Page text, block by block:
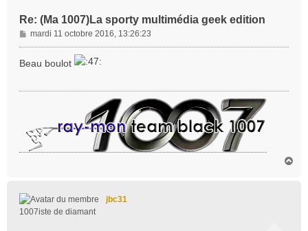
Re: (Ma 1007)La sporty multimédia geek edition
M
e
s
g
mardi 11 octobre 2016, 13:26:23
Beau boulot
jbc31
1007iste de diamant